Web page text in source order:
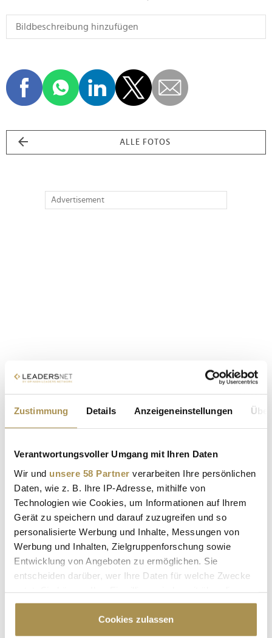
Zustimmung Details Anzeigeneinstellungen
Verantwortungsvoller Umgang mit Ihren Daten
Wir und unsere 58 Partner verarbeiten Ihre persönlichen
Daten, wie z. B. Ihre IP-Adresse, mithilfe von
Technologien wie Cookies, um Informationen auf Ihrem
Gerät zu speichern und darauf zuzugreifen und so
personalisierte Werbung und Inhalte, Messungen von
Werbung und Inhalten, Zielgruppenforschung sowie
Entwicklung von Angeboten zu ermöglichen. Sie
entscheiden darüber, wer Ihre Daten für welche Zwecke
Cookie-Erklärung oder durch Klicken auf das Privacy
Trigger Symbol ändern oder widerrufen
Cookies zulassen
ALLE FOTOS
Advertisement